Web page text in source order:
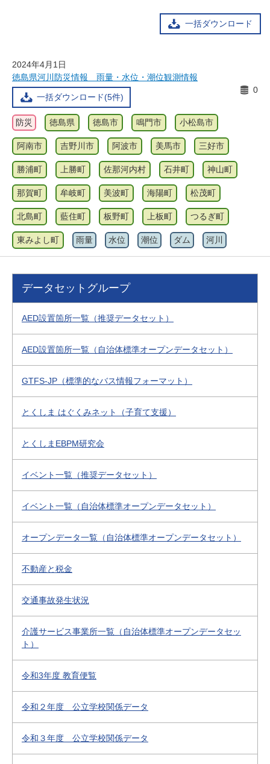
一括ダウンロード
2024年4月1日
徳島県河川防災情報 雨量・水位・潮位観測情報
一括ダウンロード(5件)
0
防災 徳島県 徳島市 鳴門市 小松島市
阿南市 吉野川市 阿波市 美馬市 三好市
勝浦町 上勝町 佐那河内村 石井町 神山町
那賀町 牟岐町 美波町 海陽町 松茂町
北島町 藍住町 板野町 上板町 つるぎ町
東みよし町 雨量 水位 潮位 ダム 河川
データセットグループ
AED設置箇所一覧（推奨データセット）
AED設置箇所一覧（自治体標準オープンデータセット）
GTFS-JP（標準的なバス情報フォーマット）
とくしま はぐくみネット（子育て支援）
とくしまEBPM研究会
イベント一覧（推奨データセット）
イベント一覧（自治体標準オープンデータセット）
オープンデータ一覧（自治体標準オープンデータセット）
不動産と税金
交通事故発生状況
介護サービス事業所一覧（自治体標準オープンデータセッ
ト）
令和3年度 教育便覧
令和２年度 公立学校関係データ
令和３年度 公立学校関係データ